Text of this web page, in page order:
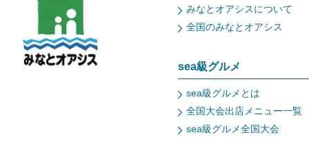
みなとオアシスについて
全国のみなとオアシス
sea級グルメ
sea級グルメとは
全国大会出店メニュー一覧
sea級グルメ全国大会